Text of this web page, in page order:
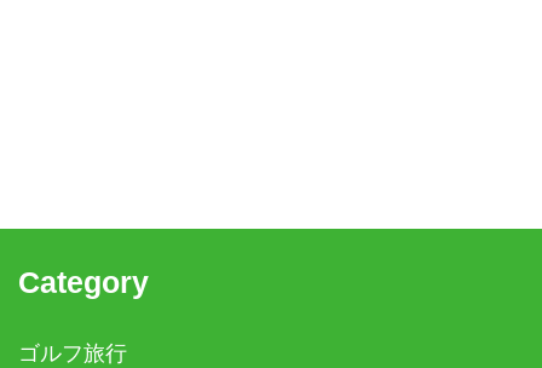
Category
ゴルフ旅行